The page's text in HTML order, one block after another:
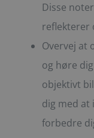
Disse
reflekterer
Overvej at
og høre
objektivt
dig med at
forbedre